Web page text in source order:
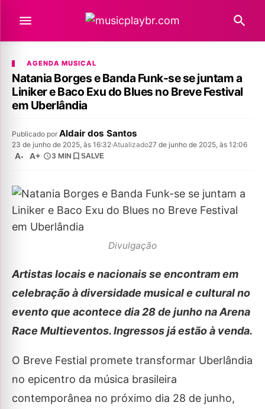
AGENDA MUSICAL
Natania Borges e Banda Funk-se se juntam a
Liniker e Baco Exu do Blues no Breve Festival
em Uberlândia
Publicado por Aldair dos Santos
23 de junho de 2025, às 16:32·Atualizado27 de junho de 2025, às 12:06
A- A+ 3 MIN SALVE
Divulgação
Artistas locais e nacionais se encontram em
celebração à diversidade musical e cultural no
evento que acontece dia 28 de junho na Arena
Race Multieventos. Ingressos já estão à venda.
O Breve Festial promete transformar Uberlândia
no epicentro da música brasileira
contemporânea no próximo dia 28 de junho,